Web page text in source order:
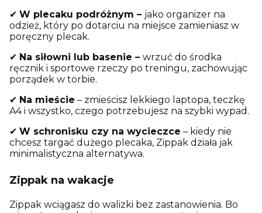
✔ W plecaku podróżnym – jako organizer na
odzież, który po dotarciu na miejsce zamieniasz w
poręczny plecak.
✔ Na siłowni lub basenie – wrzuć do środka
ręcznik i sportowe rzeczy po treningu, zachowując
porządek w torbie.
✔ Na mieście – zmieścisz lekkiego laptopa, teczkę
A4 i wszystko, czego potrzebujesz na szybki wypad.
✔ W schronisku czy na wycieczce – kiedy nie
chcesz targać dużego plecaka, Zippak działa jak
minimalistyczna alternatywa.
Zippak na wakacje
Zippak wciągasz do walizki bez zastanowienia. Bo